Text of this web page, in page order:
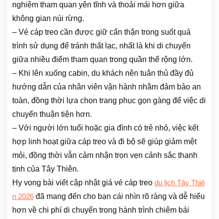
nghiệm tham quan yên tĩnh và thoải mái hơn giữa
không gian núi rừng.
– Vé cáp treo cần được giữ cẩn thận trong suốt quá
trình sử dụng để tránh thất lạc, nhất là khi di chuyển
giữa nhiều điểm tham quan trong quần thể rộng lớn.
– Khi lên xuống cabin, du khách nên tuân thủ đầy đủ
hướng dẫn của nhân viên vận hành nhằm đảm bảo an
toàn, đồng thời lựa chọn trang phục gọn gàng để việc di
chuyển thuận tiện hơn.
– Với người lớn tuổi hoặc gia đình có trẻ nhỏ, việc kết
hợp linh hoạt giữa cáp treo và đi bộ sẽ giúp giảm mệt
mỏi, đồng thời vẫn cảm nhận trọn vẹn cảnh sắc thanh
tịnh của Tây Thiên.
Hy vọng bài viết cập nhật giá vé cáp treo du lịch Tây Thiê
n 2026 đã mang đến cho bạn cái nhìn rõ ràng và dễ hiểu
hơn về chi phí di chuyển trong hành trình chiêm bái